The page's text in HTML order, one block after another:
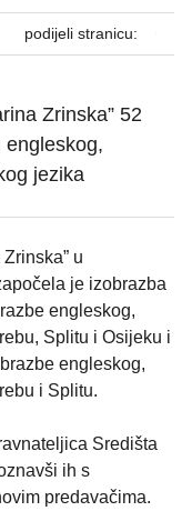
podijeli stranicu:
Zrinska” 52
engleskog,
jezika
u
je izobrazba
engleskog,
Splitu i Osijeku i
engleskog,
i Splitu.
Središta
ih s
predavačima.